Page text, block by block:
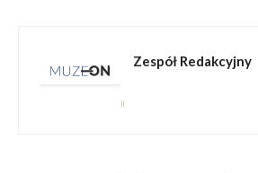
Zespół Redakcyjny